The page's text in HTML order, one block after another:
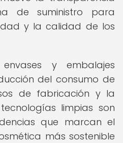
de suministro para
y la calidad de los
y embalajes
del consumo de
de fabricación y la
limpias son
que marcan el
más sostenible